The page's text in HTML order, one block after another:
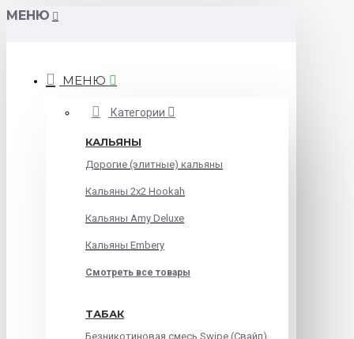
МЕНЮ
МЕНЮ
Категории
КАЛЬЯНЫ
Дорогие (элитные) кальяны
Кальяны 2х2 Hookah
Кальяны Amy Deluxe
Кальяны Embery
Смотреть все товары
ТАБАК
Безникотиновая смесь Swipe (Свайп)